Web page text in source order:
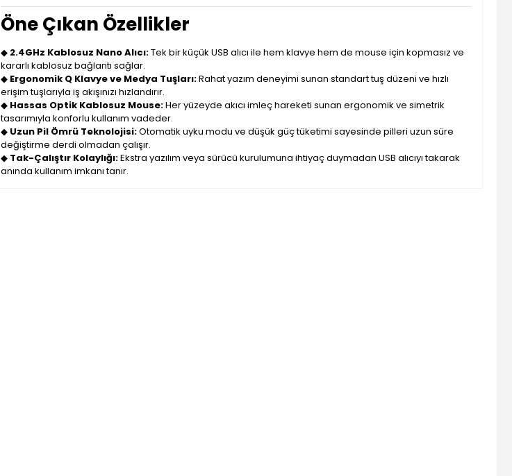
Öne Çıkan Özellikler
◆ 2.4GHz Kablosuz Nano Alıcı:Tek bir küçük USB alıcı ile hem klavye hem de mouse için kopmasız ve
kararlı kablosuz bağlantı sağlar.
◆ Ergonomik Q Klavye ve Medya Tuşları:Rahat yazım deneyimi sunan standart tuş düzeni ve hızlı
erişim tuşlarıyla iş akışınızı hızlandırır.
◆ Hassas Optik Kablosuz Mouse:Her yüzeyde akıcı imleç hareketi sunan ergonomik ve simetrik
tasarımıyla konforlu kullanım vadeder.
◆ Uzun Pil Ömrü Teknolojisi:Otomatik uyku modu ve düşük güç tüketimi sayesinde pilleri uzun süre
değiştirme derdi olmadan çalışır.
◆ Tak-Çalıştır Kolaylığı:Ekstra yazılım veya sürücü kurulumuna ihtiyaç duymadan USB alıcıyı takarak
anında kullanım imkanı tanır.